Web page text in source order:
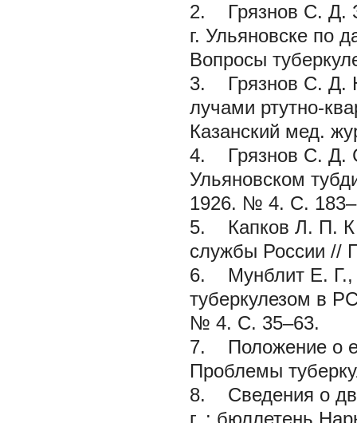
2.
Грязнов С. Д.
г. Ульяновске по
Вопросы
3.
Грязнов С. Д.
лучами ртутно-
Казанский мед.
4.
Грязнов С. Д.
Ульяновском
1926. № 4. С.
5.
Капков Л. П.
службы России //
6.
Мунблит Е.
туберкулезом в
№ 4. С. 35–63.
7. Положение о
Проблемы
8. Сведения о
г. : бюллетень